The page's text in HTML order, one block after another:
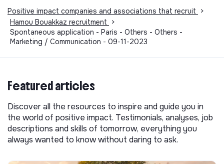
Positive impact companies and associations that recruit
>
Hamou Bouakkaz recruitment
>
Spontaneous application - Paris - Others - Others -
Marketing / Communication - 09-11-2023
Featured articles
Discover all the resources to inspire and guide you in
the world of positive impact. Testimonials, analyses, job
descriptions and skills of tomorrow, everything you
always wanted to know without daring to ask.